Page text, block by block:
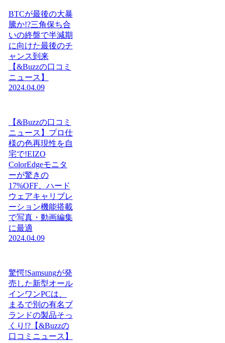
BTCが最後の大暴
騰か!?三角保ち合
いの終盤で半減期
に向けた最後のチ
ャンス到来
【&Buzzの口コミ
ニュース】
2024.04.09
【&Buzzの口コミ
ニュース】プロ仕
様の色再現性を自
宅で!EIZO
ColorEdgeモニタ
ーが驚きの
17%OFF、ハード
ウェアキャリブレ
ーション機能搭載
で写真・動画編集
に最適
2024.04.09
驚愕!Samsungが発
売した新型オール
インワンPCは、
まるで別の有名ブ
ランドの製品そっ
くり!?【&Buzzの
口コミニュース】